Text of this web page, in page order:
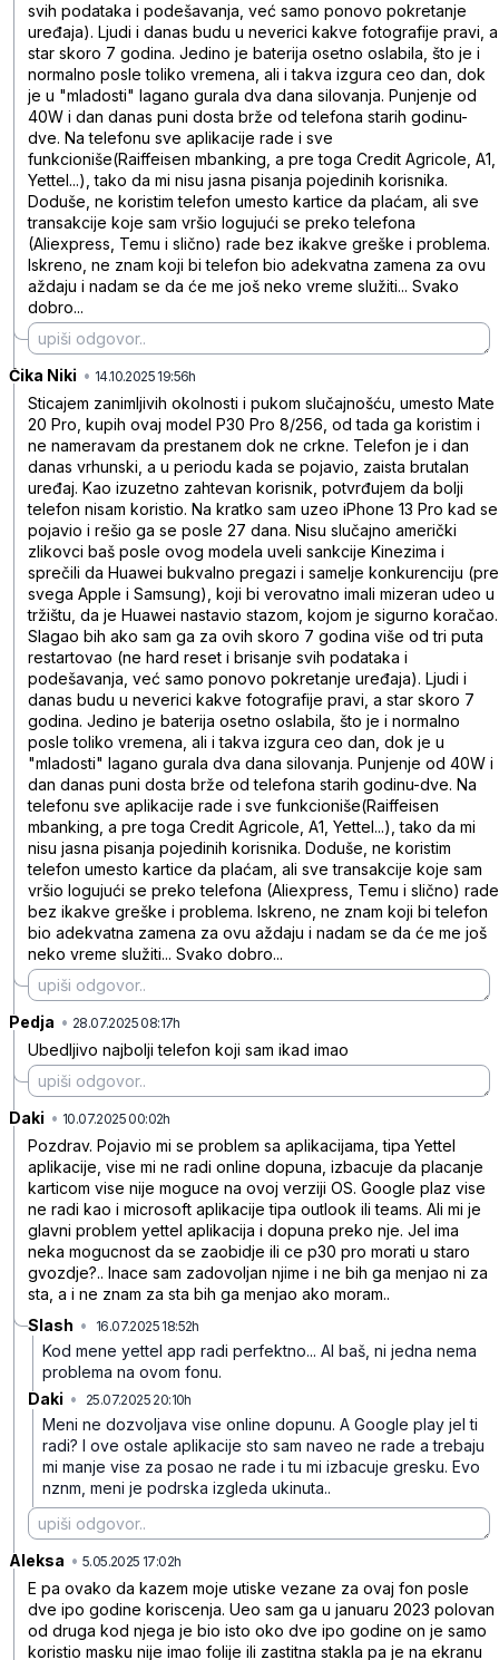
svih podataka i podešavanja, već samo ponovo pokretanje
uređaja). Ljudi i danas budu u neverici kakve fotografije pravi, a
star skoro 7 godina. Jedino je baterija osetno oslabila, što je i
normalno posle toliko vremena, ali i takva izgura ceo dan, dok
je u "mladosti" lagano gurala dva dana silovanja. Punjenje od
40W i dan danas puni dosta brže od telefona starih godinu-
dve. Na telefonu sve aplikacije rade i sve
funkcioniše(Raiffeisen mbanking, a pre toga Credit Agricole, A1,
Yettel...), tako da mi nisu jasna pisanja pojedinih korisnika.
Doduše, ne koristim telefon umesto kartice da plaćam, ali sve
transakcije koje sam vršio logujući se preko telefona
(Aliexpress, Temu i slično) rade bez ikakve greške i problema.
Iskreno, ne znam koji bi telefon bio adekvatna zamena za ovu
aždaju i nadam se da će me još neko vreme služiti... Svako
dobro...
Čika Niki • 14.10.2025 19:56h
Sticajem zanimljivih okolnosti i pukom slučajnošću, umesto Mate
20 Pro, kupih ovaj model P30 Pro 8/256, od tada ga koristim i
ne nameravam da prestanem dok ne crkne. Telefon je i dan
danas vrhunski, a u periodu kada se pojavio, zaista brutalan
uređaj. Kao izuzetno zahtevan korisnik, potvrđujem da bolji
telefon nisam koristio. Na kratko sam uzeo iPhone 13 Pro kad se
pojavio i rešio ga se posle 27 dana. Nisu slučajno američki
zlikovci baš posle ovog modela uveli sankcije Kinezima i
sprečili da Huawei bukvalno pregazi i samelje konkurenciju (pre
svega Apple i Samsung), koji bi verovatno imali mizeran udeo u
tržištu, da je Huawei nastavio stazom, kojom je sigurno koračao.
Slagao bih ako sam ga za ovih skoro 7 godina više od tri puta
restartovao (ne hard reset i brisanje svih podataka i
podešavanja, već samo ponovo pokretanje uređaja). Ljudi i
danas budu u neverici kakve fotografije pravi, a star skoro 7
godina. Jedino je baterija osetno oslabila, što je i normalno
posle toliko vremena, ali i takva izgura ceo dan, dok je u
"mladosti" lagano gurala dva dana silovanja. Punjenje od 40W i
dan danas puni dosta brže od telefona starih godinu-dve. Na
telefonu sve aplikacije rade i sve funkcioniše(Raiffeisen
mbanking, a pre toga Credit Agricole, A1, Yettel...), tako da mi
nisu jasna pisanja pojedinih korisnika. Doduše, ne koristim
telefon umesto kartice da plaćam, ali sve transakcije koje sam
vršio logujući se preko telefona (Aliexpress, Temu i slično) rade
bez ikakve greške i problema. Iskreno, ne znam koji bi telefon
bio adekvatna zamena za ovu aždaju i nadam se da će me još
neko vreme služiti... Svako dobro...
Pedja • 28.07.2025 08:17h
Ubedljivo najbolji telefon koji sam ikad imao
Daki • 10.07.2025 00:02h
Pozdrav. Pojavio mi se problem sa aplikacijama, tipa Yettel
aplikacije, vise mi ne radi online dopuna, izbacuje da placanje
karticom vise nije moguce na ovoj verziji OS. Google plaz vise
ne radi kao i microsoft aplikacije tipa outlook ili teams. Ali mi je
glavni problem yettel aplikacija i dopuna preko nje. Jel ima
neka mogucnost da se zaobidje ili ce p30 pro morati u staro
gvozdje?.. Inace sam zadovoljan njime i ne bih ga menjao ni za
sta, a i ne znam za sta bih ga menjao ako moram..
Slash • 16.07.2025 18:52h
Kod mene yettel app radi perfektno... Al baš, ni jedna nema
problema na ovom fonu.
Daki • 25.07.2025 20:10h
Meni ne dozvoljava vise online dopunu. A Google play jel ti
radi? I ove ostale aplikacije sto sam naveo ne rade a trebaju
mi manje vise za posao ne rade i tu mi izbacuje gresku. Evo
nznm, meni je podrska izgleda ukinuta..
Aleksa • 5.05.2025 17:02h
E pa ovako da kazem moje utiske vezane za ovaj fon posle
dve ipo godine koriscenja. Ueo sam ga u januaru 2023 polovan
od druga kod njega je bio isto oko dve ipo godine on je samo
koristio masku nije imao folije ili zastitna stakla pa je na ekranu